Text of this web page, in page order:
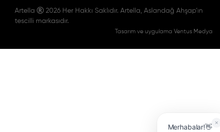
Artella
2026 Her Hakkı Saklıdır. Artella, Aslandağ Ahşap’ın
tescilli markasıdır.
Tasarım ve uygulama Ventus Medya
Merhabalar!👋